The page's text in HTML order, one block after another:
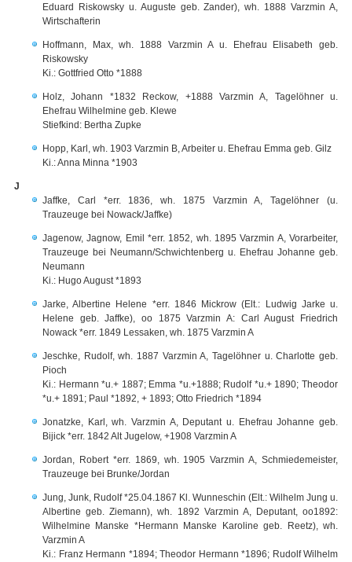
Eduard Riskowsky u. Auguste geb. Zander), wh. 1888 Varzmin A,
Wirtschafterin
Hoffmann, Max, wh. 1888 Varzmin A u. Ehefrau Elisabeth geb.
Riskowsky
Ki.: Gottfried Otto *1888
Holz, Johann *1832 Reckow, +1888 Varzmin A, Tagelöhner u.
Ehefrau Wilhelmine geb. Klewe
Stiefkind: Bertha Zupke
Hopp, Karl, wh. 1903 Varzmin B, Arbeiter u. Ehefrau Emma geb. Gilz
Ki.: Anna Minna *1903
J
Jaffke, Carl *err. 1836, wh. 1875 Varzmin A, Tagelöhner (u.
Trauzeuge bei Nowack/Jaffke)
Jagenow, Jagnow, Emil *err. 1852, wh. 1895 Varzmin A, Vorarbeiter,
Trauzeuge bei Neumann/Schwichtenberg u. Ehefrau Johanne geb.
Neumann
Ki.: Hugo August *1893
Jarke, Albertine Helene *err. 1846 Mickrow (Elt.: Ludwig Jarke u.
Helene geb. Jaffke), oo 1875 Varzmin A: Carl August Friedrich
Nowack *err. 1849 Lessaken, wh. 1875 Varzmin A
Jeschke, Rudolf, wh. 1887 Varzmin A, Tagelöhner u. Charlotte geb.
Pioch
Ki.: Hermann *u.+ 1887; Emma *u.+1888; Rudolf *u.+ 1890; Theodor
*u.+ 1891; Paul *1892, + 1893; Otto Friedrich *1894
Jonatzke, Karl, wh. Varzmin A, Deputant u. Ehefrau Johanne geb.
Bijick *err. 1842 Alt Jugelow, +1908 Varzmin A
Jordan, Robert *err. 1869, wh. 1905 Varzmin A, Schmiedemeister,
Trauzeuge bei Brunke/Jordan
Jung, Junk, Rudolf *25.04.1867 Kl. Wunneschin (Elt.: Wilhelm Jung u.
Albertine geb. Ziemann), wh. 1892 Varzmin A, Deputant, oo1892:
Wilhelmine Manske *Hermann Manske Karoline geb. Reetz), wh.
Varzmin A
Ki.: Franz Hermann *1894; Theodor Hermann *1896; Rudolf Wilhelm